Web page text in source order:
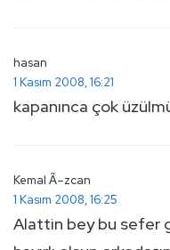
hasan
1 Kasım 2008, 16:21
kapanınca çok
Kemal Ã–zcan
1 Kasım 2008, 16:25
Alattin bey bu sefer